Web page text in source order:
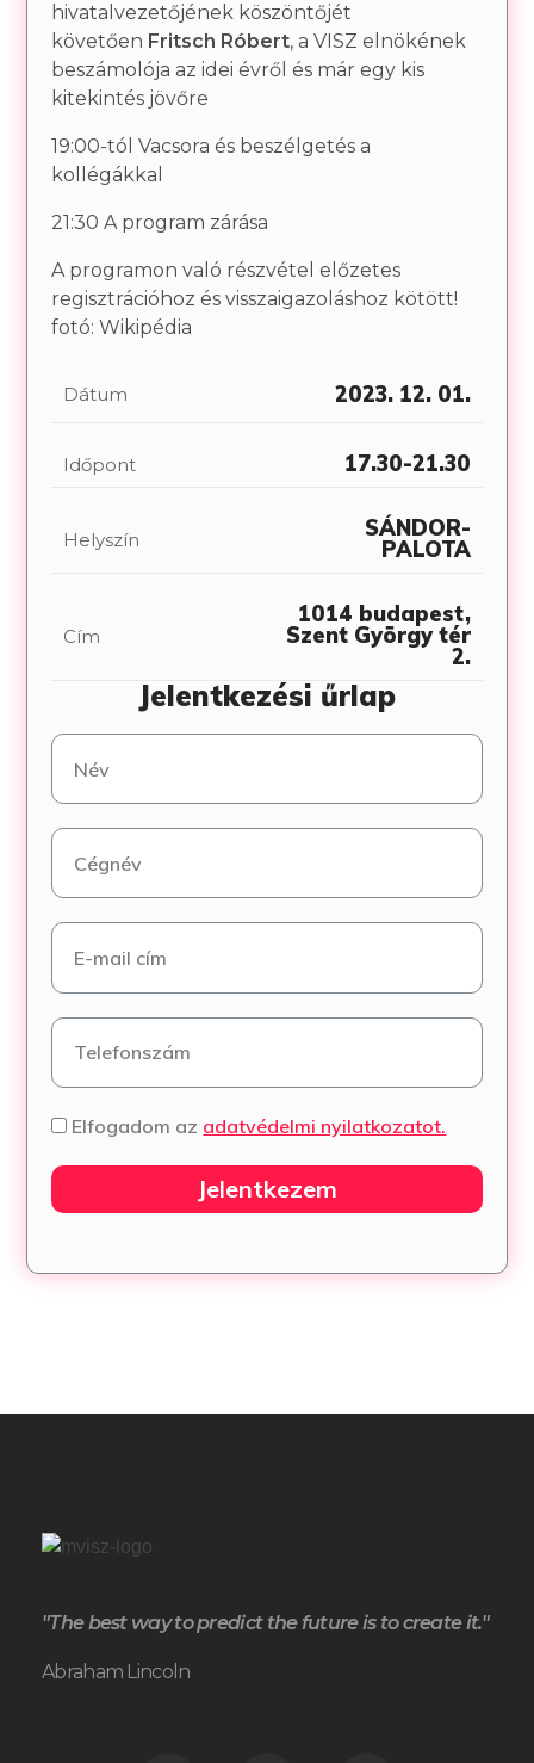
hivatalvezetőjének köszöntőjét
követően Fritsch Róbert,a VISZ elnökének
beszámolója az idei évről és már egy kis
kitekintés jövőre
19:00-tólVacsora és beszélgetés a
kollégákkal
21:30 A program zárása
A programon való részvétel előzetes
regisztrációhoz és visszaigazoláshoz kötött!
fotó: Wikipédia
Dátum 2023. 12. 01.
Időpont 17.30-21.30
Helyszín SÁNDOR-
PALOTA
Cím
1014 budapest,
Szent György tér
2.
Jelentkezési űrlap
Elfogadom az adatvédelmi nyilatkozatot.
Jelentkezem
"The best way to predict the future is to create it."
Abraham Lincoln